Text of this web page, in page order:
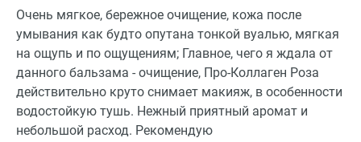
Очень мягкое, бережное очищение, кожа после
умывания как будто опутана тонкой вуалью, мягкая
на ощупь и по ощущениям; Главное, чего я ждала от
данного бальзама - очищение, Про-Коллаген Роза
действительно круто снимает макияж, в особенности
водостойкую тушь. Нежный приятный аромат и
небольшой расход. Рекомендую